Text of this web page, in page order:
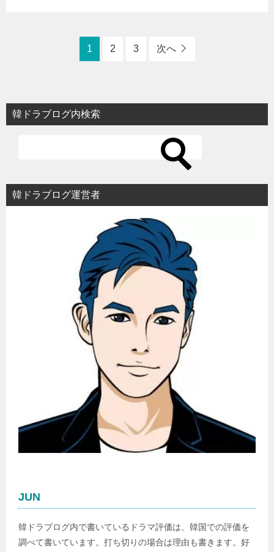
1 2 3 次へ
韓ドラブログ内検索
韓ドラブログ運営者
JUN
韓ドラブログ内で書いているドラマ評価は、韓国での評価を
調べて書いています。打ち切りの場合は理由も書きます。好